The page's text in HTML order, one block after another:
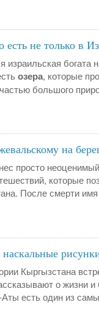
есть не только в
израильская
озера, которые
большого
на
просто
которые
После смерти
Кыргызстана
о жизни
есть один из